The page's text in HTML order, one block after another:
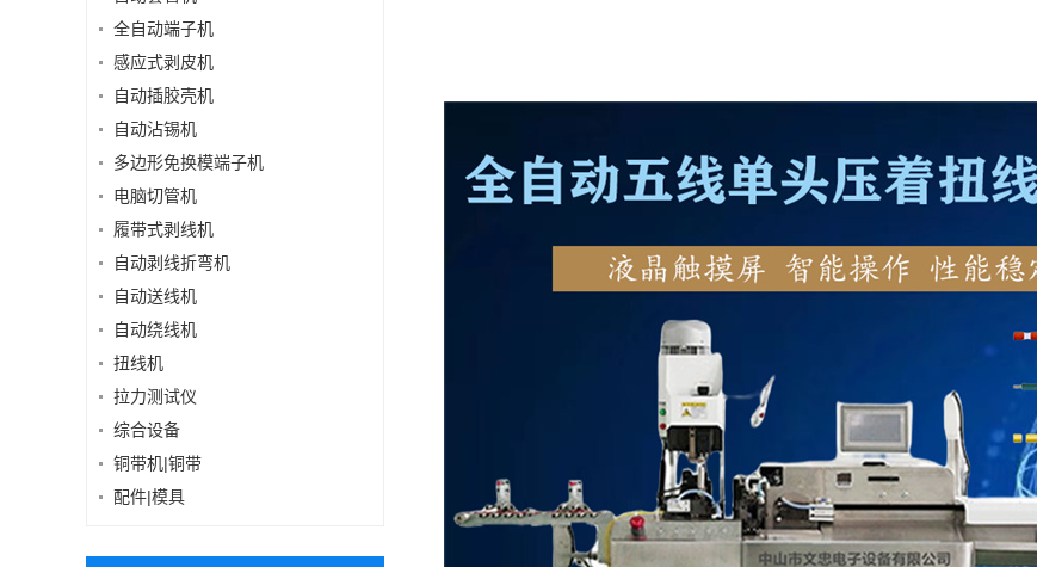
全自动端子机
感应式剥皮机
自动插胶壳机
自动沾锡机
多边形免换模端子机
电脑切管机
履带式剥线机
自动剥线折弯机
自动送线机
自动绕线机
扭线机
拉力测试仪
综合设备
铜带机|铜带
配件|模具